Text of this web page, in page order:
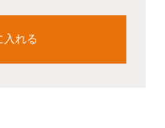
入れる